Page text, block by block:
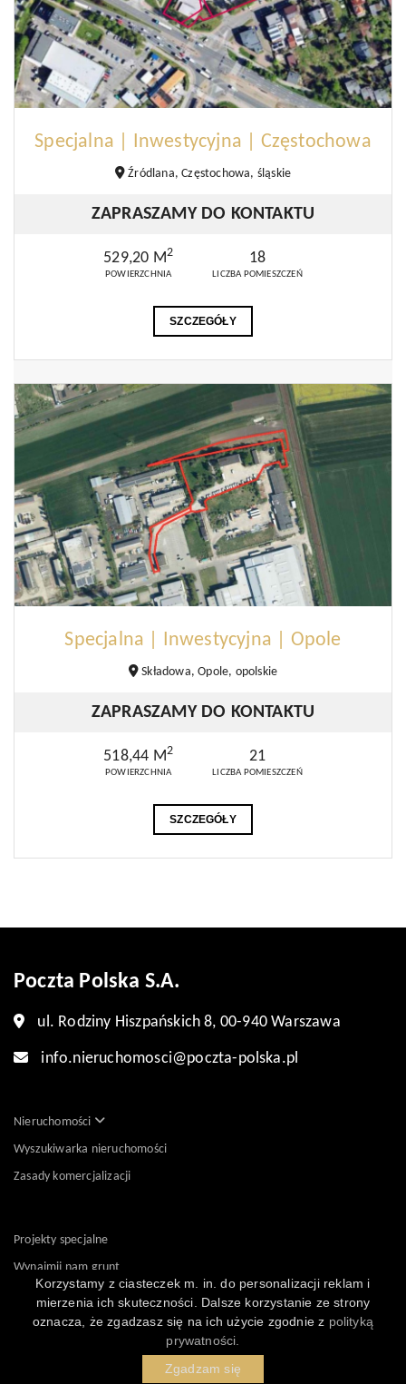
Specjalna | Inwestycyjna | Częstochowa
Źródlana, Częstochowa, śląskie
ZAPRASZAMY DO KONTAKTU
529,20 M2
POWIERZCHNIA
18
LICZBA POMIESZCZEŃ
SZCZEGÓŁY
Specjalna | Inwestycyjna | Opole
Składowa, Opole, opolskie
ZAPRASZAMY DO KONTAKTU
518,44 M2
POWIERZCHNIA
21
LICZBA POMIESZCZEŃ
SZCZEGÓŁY
Poczta Polska S.A.
ul. Rodziny Hiszpańskich 8, 00-940 Warszawa
info.nieruchomosci@poczta-polska.pl
Nieruchomości
Wyszukiwarka nieruchomości
Zasady komercjalizacji
Projekty specjalne
Wynajmij nam grunt
Kontakt
Polityka prywatności
Korzystamy z ciasteczek m. in. do personalizacji reklam i
mierzenia ich skuteczności. Dalsze korzystanie ze strony
oznacza, że zgadzasz się na ich użycie zgodnie z polityką
prywatności.
Zgadzam się